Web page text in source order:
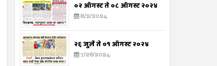
०२ ऑगस्ट ते ०८ ऑगस्ट २०२४
8/2/2024
२६ जुलै ते ०१ ऑगस्ट २०२४
7/26/2024